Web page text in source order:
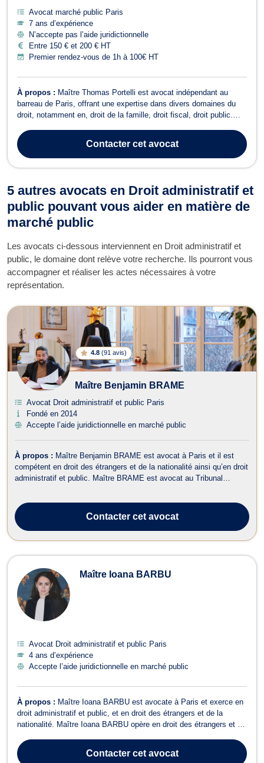
Avocat marché public Paris
7 ans d’expérience
N’accepte pas l’aide juridictionnelle
Entre 150 € et 200 € HT
Premier rendez-vous de 1h à 100€ HT
À propos : Maître Thomas Portelli est avocat indépendant au
barreau de Paris, offrant une expertise dans divers domaines du
droit, notamment en, droit de la famille, droit fiscal, droit public.
professionnalisme, s'engageant à fournir un service juridique de
qualité à ses clients. V...Contactercet avocat
5 autres avocats en Droit administratif et
public pouvant vous aider en matière de
marché public
Les avocats ci-dessous interviennent en Droit administratif et
public, le domaine dont relève votre recherche. Ils pourront vous
accompagner et réaliser les actes nécessaires à votre
représentation.
4.8 (91 avis)
Maître Benjamin BRAME
Avocat Droit administratif et public Paris
Fondé en 2014
Accepte l’aide juridictionnelle en marché public
À propos : Maître Benjamin BRAME est avocat à Paris et il est
compétent en droit des étrangers et de la nationalité ainsi qu’en droit
administratif et public. Maître BRAME est avocat au Tribunal
nationalité...
Contactercet avocat
Maître Ioana BARBU
Avocat Droit administratif et public Paris
4 ans d’expérience
Accepte l’aide juridictionnelle en marché public
À propos : Maître Ioana BARBU est avocate à Paris et exerce en
droit administratif et public, et en droit des étrangers et de la
nationalité. Maître Ioana BARBU opère en droit des étrangers et de
de naturalisation, d’immigration, de régularisation, etc. Plus
particul...
Contactercet avocat